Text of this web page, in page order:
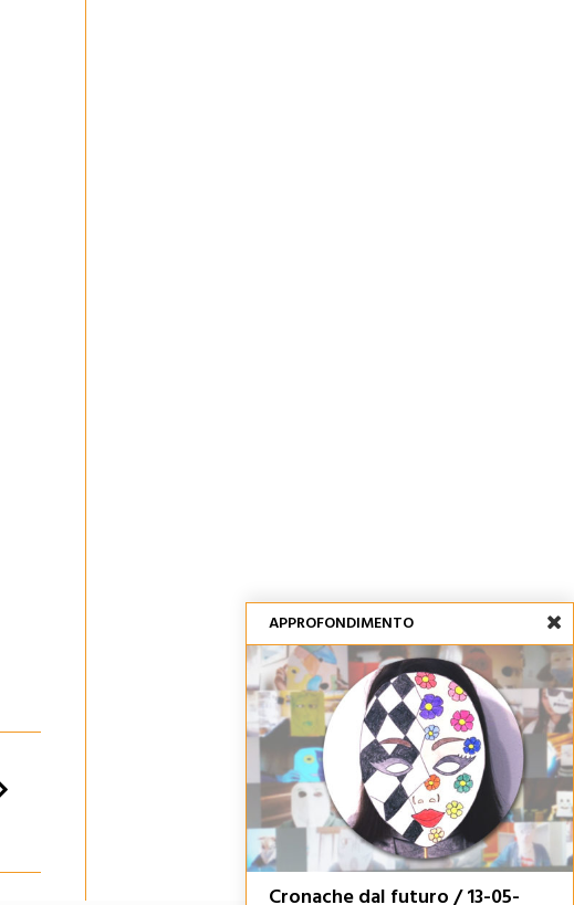
APPROFONDIMENTO
Cronache dal futuro / 13-05-